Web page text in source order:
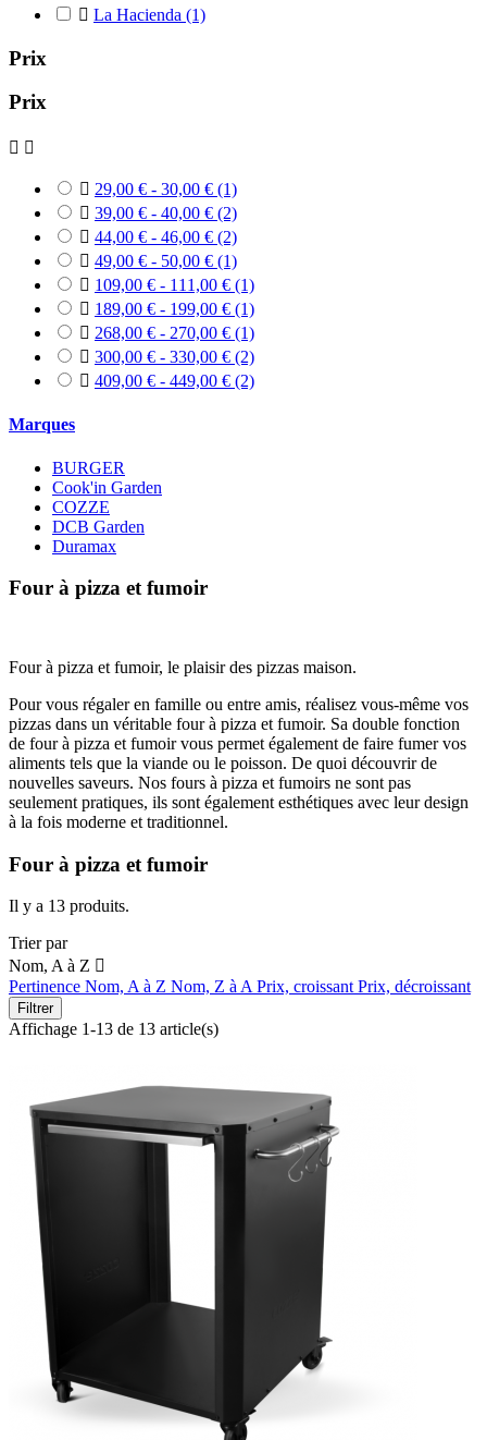
 La Hacienda (1)
Prix
Prix
 
 29,00 € - 30,00 € (1)
 39,00 € - 40,00 € (2)
 44,00 € - 46,00 € (2)
 49,00 € - 50,00 € (1)
 109,00 € - 111,00 € (1)
 189,00 € - 199,00 € (1)
 268,00 € - 270,00 € (1)
 300,00 € - 330,00 € (2)
 409,00 € - 449,00 € (2)
Marques
BURGER
Cook'in Garden
COZZE
DCB Garden
Duramax
Four à pizza et fumoir
Four à pizza et fumoir, le plaisir des pizzas maison.
Pour vous régaler en famille ou entre amis, réalisez vous-même vos
pizzas dans un véritable four à pizza et fumoir. Sa double fonction
de four à pizza et fumoir vous permet également de faire fumer vos
aliments tels que la viande ou le poisson. De quoi découvrir de
nouvelles saveurs. Nos fours à pizza et fumoirs ne sont pas
seulement pratiques, ils sont également esthétiques avec leur design
à la fois moderne et traditionnel.
Four à pizza et fumoir
Il y a 13 produits.
Trier par
Nom, A à Z 
Pertinence Nom, A à Z Nom, Z à APrix, croissantPrix, décroissant
Filtrer
Affichage 1-13 de 13 article(s)